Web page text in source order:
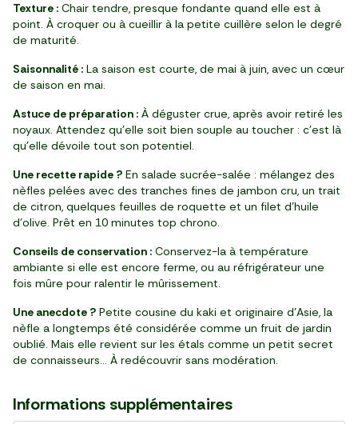
Texture : Chair tendre, presque fondante quand elle est à
point. À croquer ou à cueillir à la petite cuillère selon le degré
de maturité.
Saisonnalité : La saison est courte, de mai à juin, avec un cœur
de saison en mai.
Astuce de préparation : À déguster crue, après avoir retiré les
noyaux. Attendez qu’elle soit bien souple au toucher : c’est là
qu’elle dévoile tout son potentiel.
Une recette rapide ? En salade sucrée-salée : mélangez des
nèfles pelées avec des tranches fines de jambon cru, un trait
de citron, quelques feuilles de roquette et un filet d’huile
d’olive. Prêt en 10 minutes top chrono.
Conseils de conservation : Conservez-la à température
ambiante si elle est encore ferme, ou au réfrigérateur une
fois mûre pour ralentir le mûrissement.
Une anecdote ? Petite cousine du kaki et originaire d’Asie, la
nèfle a longtemps été considérée comme un fruit de jardin
oublié. Mais elle revient sur les étals comme un petit secret
de connaisseurs... À redécouvrir sans modération.
Informations supplémentaires